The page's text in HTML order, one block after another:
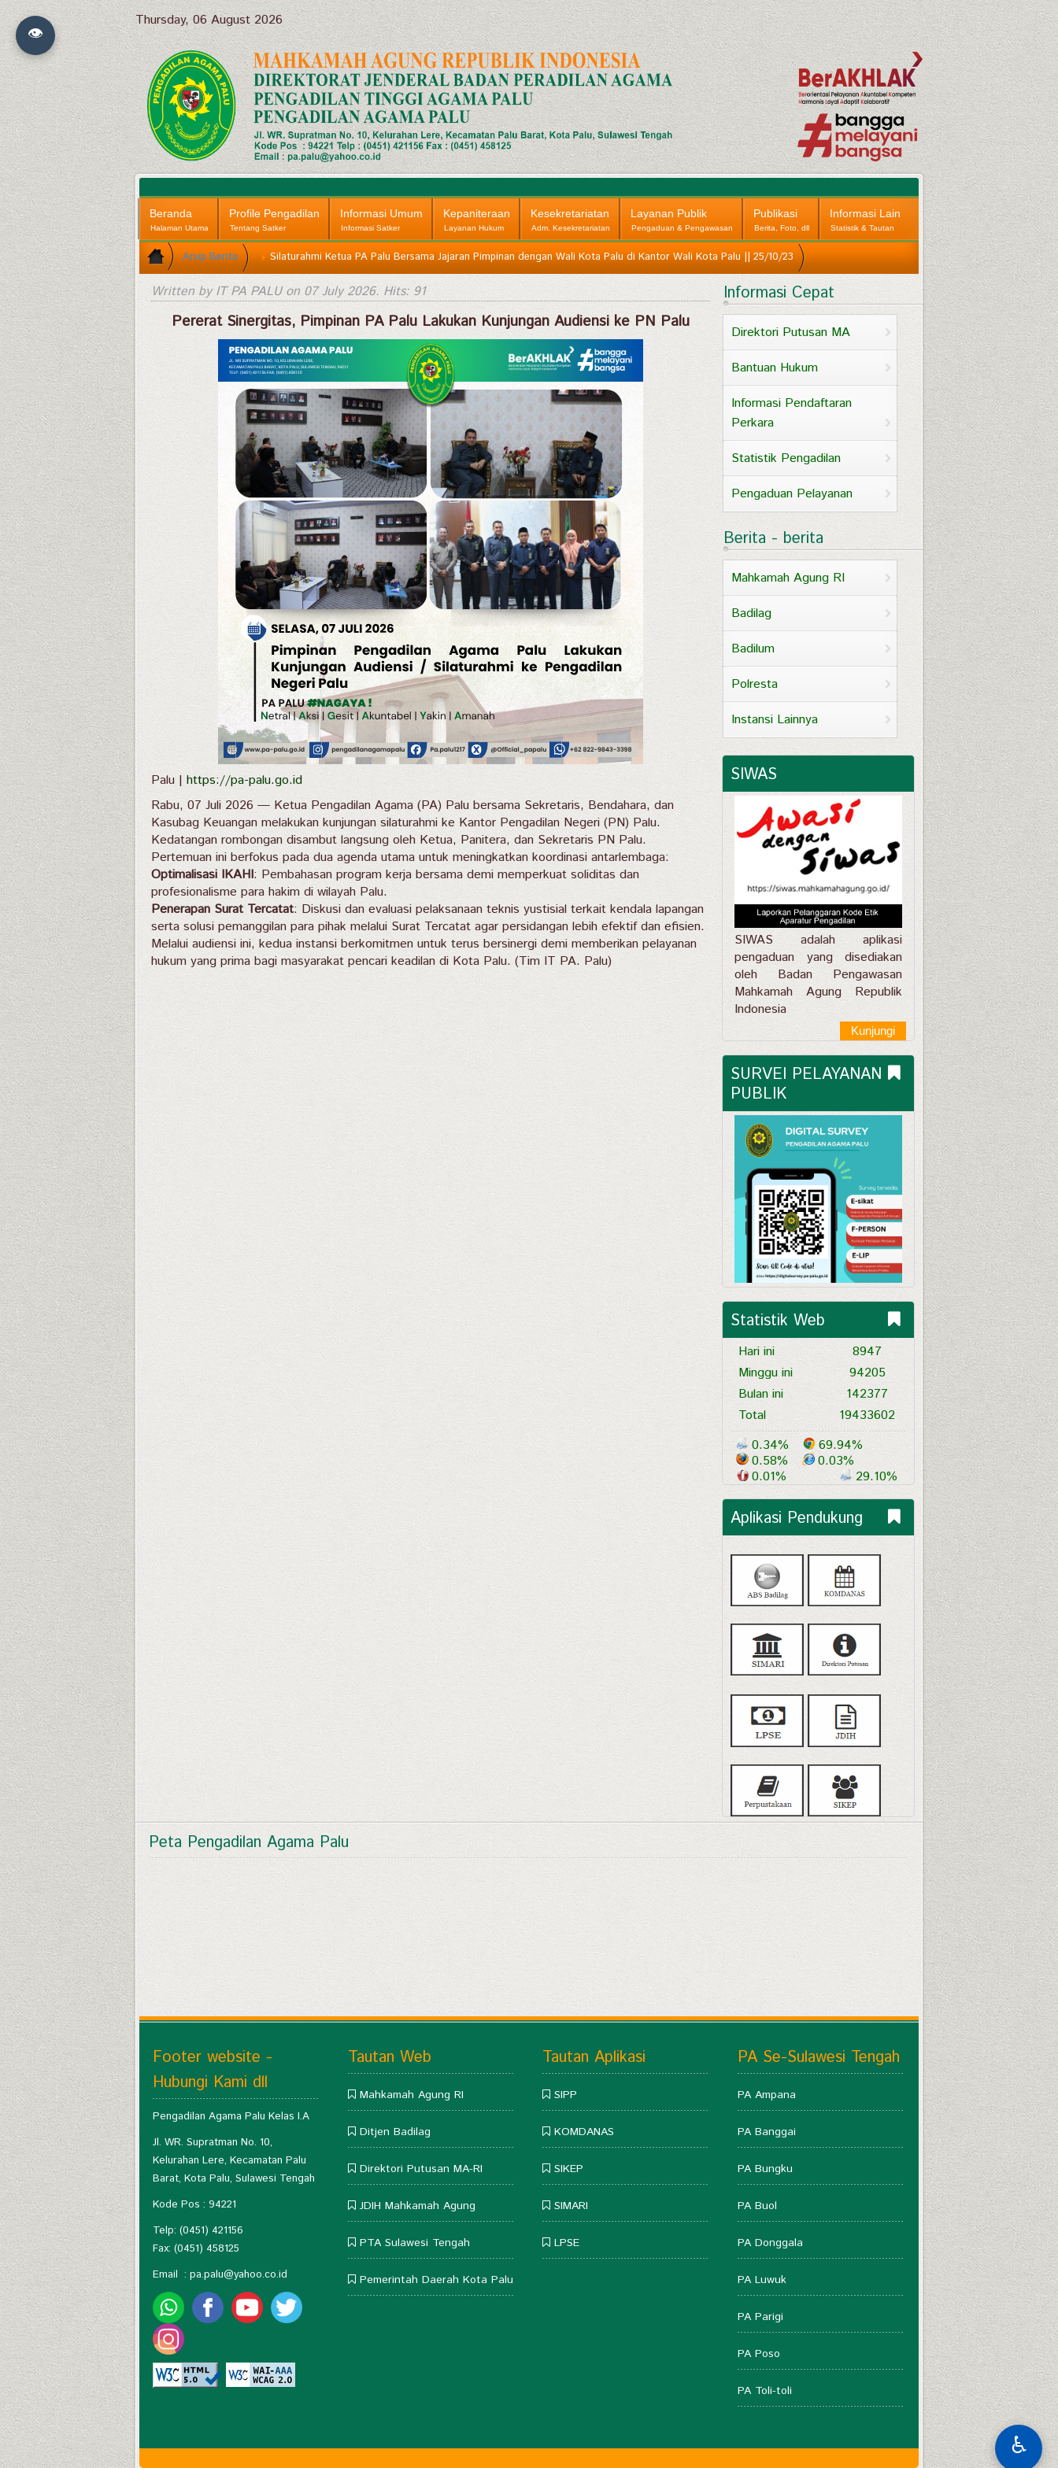
Thursday, 06 August 2026
Beranda
Halaman Utama
Profile Pengadilan
Tentang Satker
Informasi Umum
Informasi Satker
Kepaniteraan
Layanan Hukum
Kesekretariatan
Adm. Kesekretariatan
Layanan Publik
Pengaduan & Pengawasan
Publikasi
Berita, Foto, dll
Informasi Lain
Statistik & Tautan
Arsip Berita Silaturahmi Ketua PA Palu Bersama Jajaran Pimpinan dengan Wali Kota Palu di Kantor Wali Kota Palu || 25/10/23
Written by IT PA PALU on 07 July 2026. Hits: 91
Pererat Sinergitas, Pimpinan PA Palu Lakukan Kunjungan Audiensi ke PN Palu
Palu | https://pa-palu.go.id
Rabu, 07 Juli 2026 — Ketua Pengadilan Agama (PA) Palu bersama Sekretaris, Bendahara, dan
Kasubag Keuangan melakukan kunjungan silaturahmi ke Kantor Pengadilan Negeri (PN) Palu.
Kedatangan rombongan disambut langsung oleh Ketua, Panitera, dan Sekretaris PN Palu.
Pertemuan ini berfokus pada dua agenda utama untuk meningkatkan koordinasi antarlembaga:
Optimalisasi IKAHI: Pembahasan program kerja bersama demi memperkuat soliditas dan
profesionalisme para hakim di wilayah Palu.
Penerapan Surat Tercatat: Diskusi dan evaluasi pelaksanaan teknis yustisial terkait kendala lapangan
serta solusi pemanggilan para pihak melalui Surat Tercatat agar persidangan lebih efektif dan efisien.
Melalui audiensi ini, kedua instansi berkomitmen untuk terus bersinergi demi memberikan pelayanan
hukum yang prima bagi masyarakat pencari keadilan di Kota Palu. (Tim IT PA. Palu)
Informasi Cepat
Direktori Putusan MA
Bantuan Hukum
Informasi Pendaftaran
Perkara
Statistik Pengadilan
Pengaduan Pelayanan
Berita - berita
Mahkamah Agung RI
Badilag
Badilum
Polresta
Instansi Lainnya
SIWAS
SIWAS adalah aplikasi
pengaduan yang disediakan
oleh Badan Pengawasan
Mahkamah Agung Republik
Indonesia
Kunjungi
SURVEI PELAYANAN
PUBLIK
Statistik Web
Hari ini
Minggu ini
Bulan ini
Total
8947
94205
142377
19433602
0.34%
69.94%
0.58%
0.03%
0.01%
29.10%
Aplikasi Pendukung
Peta Pengadilan Agama Palu
Footer website -
Hubungi Kami dll
Pengadilan Agama Palu Kelas I.A
Jl. WR. Supratman No. 10,
Kelurahan Lere, Kecamatan Palu
Barat, Kota Palu, Sulawesi Tengah
Kode Pos : 94221
Telp: (0451) 421156
Fax: (0451) 458125
Email : pa.palu@yahoo.co.id
Tautan Web
Mahkamah Agung RI
Ditjen Badilag
Direktori Putusan MA-RI
JDIH Mahkamah Agung
PTA Sulawesi Tengah
Pemerintah Daerah Kota Palu
Tautan Aplikasi
SIPP
KOMDANAS
SIKEP
SIMARI
LPSE
PA Se-Sulawesi Tengah
PA Ampana
PA Banggai
PA Bungku
PA Buol
PA Donggala
PA Luwuk
PA Parigi
PA Poso
PA Toli-toli
♿
👁